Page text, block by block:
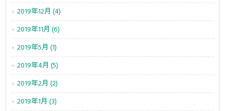
2019年12月 (4)
2019年11月 (6)
2019年5月 (1)
2019年4月 (5)
2019年2月 (2)
2019年1月 (3)